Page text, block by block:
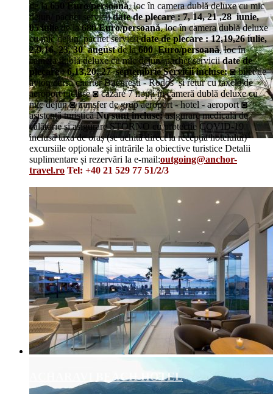
de la650 Euro/persoană, loc în camera dublă deluxe cu mic
dejun/ pachet serviciidate de plecare : 7, 14, 21 ,28 iunie,
05 iulie de la680 Euro/persoană, loc în camera dublă deluxe
cu mic dejun/ pachet serviciidate de plecare : 12,19,26 iulie,
2,9,16, 23, 30 augustde la600 Euro/persoană, loc în
camera dublă deluxe cu mic dejun/ pachet serviciidate de
plecare : 6,13,20, 27 septembrie Servicii incluse:◙ bilet de
avion cursă charter București - Rodos și retur cu taxele de
aeroport incluse ◙ cazare 7 nopți în cameră dublă deluxe cu
mic dejun ◙ transfer de grup aeroport - hotel - aeroport ◙
asistență turisticăNu sunt incluse:asigurare medicală de
călătorie și asigurare STORNO cu protecție COVID-19
inclusă taxa de oraș (se achită direct la recepția hotelului)
excursiile opționale și intrările la obiective turistice Detalii
suplimentare și rezervări la e-mail:outgoing@anchor-
travel.ro Tel: +40 21 529 77 51/2/3
ACHARAVI BEACH HOTEL